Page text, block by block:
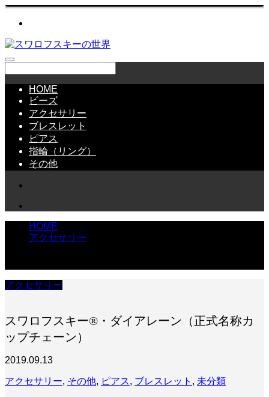
HOME
ビーズ
アクセサリー
ブレスレット
ピアス
指輪（リング）
その他
HOME
アクセサリー
アクセサリー
スワロフスキー®・ダイアレーン（正式名称カ
ップチェーン）
2019.09.13
アクセサリー, その他, ピアス, ブレスレット , 未分類